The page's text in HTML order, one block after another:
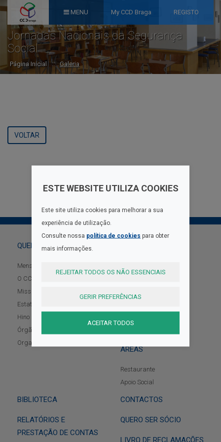
MENU My CCD Braga REGISTO
Jornadas Nacionais da Segurança
Social
Página Inicial :: Galeria
VOLTAR
QUEM SOMOS
Mensagem do Presidente
O CCD Braga
Missão, Visão e Valores
Estatutos
Hino do CCD
Órgãos Sociais
Organograma
Notícias/Eventos
ÁREAS
Restaurante
Apoio Social
BIBLIOTECA CONTACTOS
RELATÓRIOS E
PRESTAÇÃO DE CONTAS
QUERO SER SÓCIO
LIVRO DE RECLAMAÇÕES
ESTE WEBSITE UTILIZA COOKIES
Este site utiliza cookies para melhorar a sua
experiência de utilização.
Consulte nossa política de cookies para obter
mais informações.
REJEITAR TODOS OS NÃO ESSENCIAIS
GERIR PREFERÊNCIAS
ACEITAR TODOS